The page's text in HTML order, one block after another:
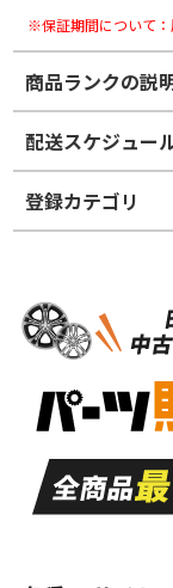
※保証期間について：
商品ランクの説
※商品ランクは出
ホイールラ
S
A
走行距離
目立つ傷
ない
配送スケジュー
登録カテゴリ
パーツ